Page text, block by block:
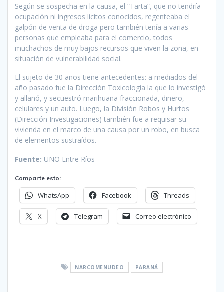
Según se sospecha en la causa, el “Tarta”, que no tendría
ocupación ni ingresos lícitos conocidos, regenteaba el
galpón de venta de droga pero también tenía a varias
personas que empleaba para el comercio, todos
muchachos de muy bajos recursos que viven la zona, en
situación de vulnerabilidad social.
El sujeto de 30 años tiene antecedentes: a mediados del
año pasado fue la Dirección Toxicología la que lo investigó
y allanó, y secuestró marihuana fraccionada, dinero,
celulares y un auto. Luego, la División Robos y Hurtos
(Dirección Investigaciones) también fue a requisar su
vivienda en el marco de una causa por un robo, en busca
de elementos sustraídos.
Fuente: UNO Entre Ríos
Comparte esto:
WhatsApp Facebook Threads
X Telegram Correo electrónico
NARCOMENUDEO PARANÁ